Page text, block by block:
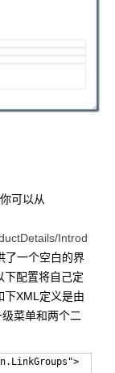
可以从
Introd
了一个空白的界
下配置将自己定
下XML定义是由
菜单和两个二